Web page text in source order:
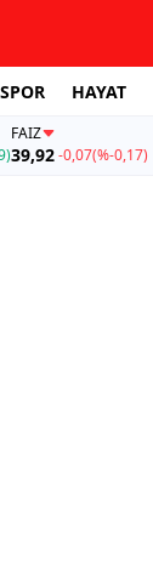
SPOR HAYAT
FAİZ
39,92-0,07(%-0,17)